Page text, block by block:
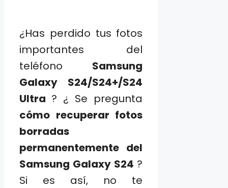
¿Has perdido tus fotos
importantes del
teléfono Samsung
Galaxy S24/S24+/S24
Ultra ? ¿ Se pregunta
cómo recuperar fotos
borradas
permanentemente del
Samsung Galaxy S24 ?
Si es así, no te